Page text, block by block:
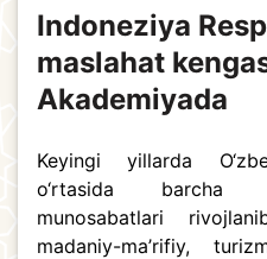
Indoneziya
maslahat
Akademiyada
Keyingi yillarda
o‘rtasida barcha
munosabatlari
madaniy-ma’rifiy,